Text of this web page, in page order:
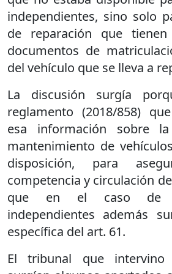
independientes, sino solo
de reparación que
documentos de
del vehículo que se lleva a
La discusión surgía
reglamento (2018/858)
esa información sobre
mantenimiento de
disposición, para
competencia y circulación
que en el caso de
independientes además
específica del art. 61.
El tribunal que intervino